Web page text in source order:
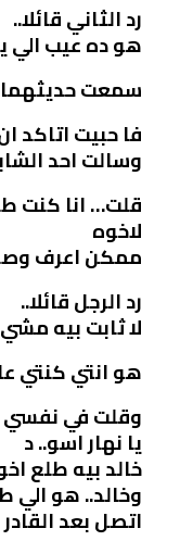
رد الثاني قائلا..
هو ده عيب الي
سمعت
فا حبيت اتاكد
وسالت احد
قلت… انا كنت
لاخوه
ممكن اعرف
رد الرجل قائلا..
لا ثابت بيه
هو انتي كنتي
وقلت في نفسي
يا نهار اسو.. د
خالد بيه طلع
وخالد.. هو الي
اتصل بعد